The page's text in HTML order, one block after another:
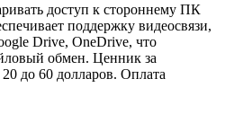
доступ к стороннему ПК
поддержку видеосвязи,
Drive, OneDrive, что
обмен. Ценник за
до 60 долларов. Оплата